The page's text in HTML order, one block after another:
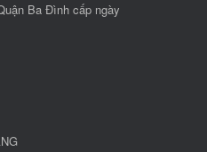
Ba Đình cấp ngày